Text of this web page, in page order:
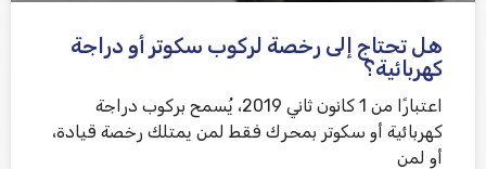
هل تحتاج إلى رخصة لركوب سكوتر أو دراجة
كهربائية؟
اعتبارًا من 1 كانون ثاني 2019، يُسمح بركوب دراجة
كهربائية أو سكوتر بمحرك فقط لمن يمتلك رخصة قيادة،
أو لمن